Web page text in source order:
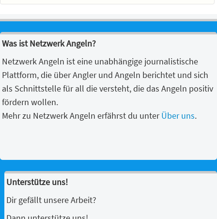
Was ist Netzwerk Angeln?
Netzwerk Angeln ist eine unabhängige journalistische
Plattform, die über Angler und Angeln berichtet und sich
als Schnittstelle für all die versteht, die das Angeln positiv
fördern wollen.
Mehr zu Netzwerk Angeln erfährst du unterÜber uns.
Unterstütze uns!
Dir gefällt unsere Arbeit?